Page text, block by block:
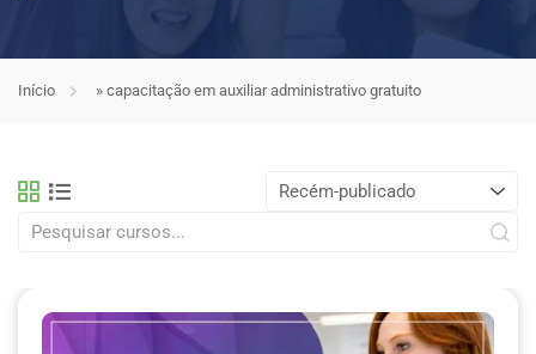
Início » capacitação em auxiliar administrativo gratuito